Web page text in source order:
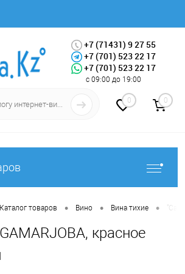
Вход Регистрация
+7 (71431) 9 27 55
+7 (701) 523 22 17
+7 (701) 523 22 17
с 09:00 до 19:00
0 0
Каталог товаров • Вино • Вина тихие •
красное